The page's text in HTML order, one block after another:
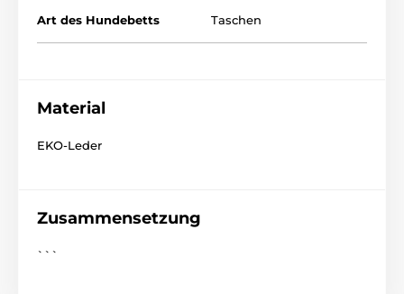
Bei der Auswahl der richtigen Größe hilft Ihnen die
Art des Hundebetts Taschen
Material
EKO-Leder
Zusammensetzung
```